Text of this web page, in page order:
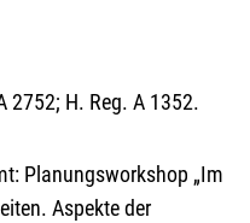
2752; H. Reg. A 1352.
Planungsworkshop „Im
Aspekte der